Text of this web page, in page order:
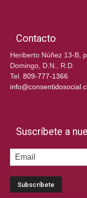
Contacto
Heriberto Núñez 13-B,
Domingo, D.N., R.D.
Tel. 809-777-1366
Suscríbete a